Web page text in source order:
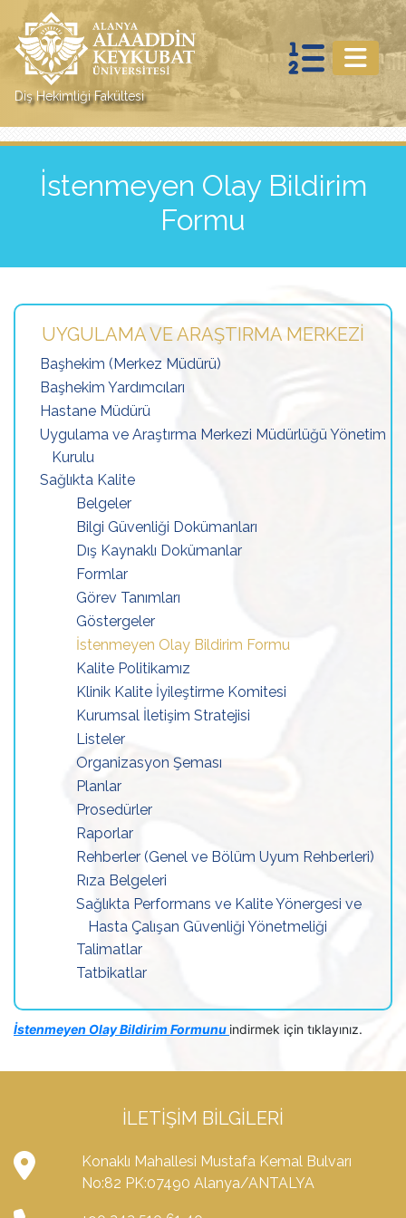
Diş Hekimliği Fakültesi
İstenmeyen Olay Bildirim
Formu
UYGULAMA VE ARAŞTIRMA MERKEZI
Başhekim (Merkez Müdürü)
Başhekim Yardımcıları
Hastane Müdürü
Uygulama ve Araştırma Merkezi Müdürlüğü Yönetim
Kurulu
Sağlıkta Kalite
Belgeler
Bilgi Güvenliği Dokümanları
Dış Kaynaklı Dokümanlar
Formlar
Görev Tanımları
Göstergeler
İstenmeyen Olay Bildirim Formu
Kalite Politikamız
Klinik Kalite İyileştirme Komitesi
Kurumsal İletişim Stratejisi
Listeler
Organizasyon Şeması
Planlar
Prosedürler
Raporlar
Rehberler (Genel ve Bölüm Uyum Rehberleri)
Rıza Belgeleri
Sağlıkta Performans ve Kalite Yönergesi ve
Hasta Çalışan Güvenliği Yönetmeliği
Talimatlar
Tatbikatlar
İstenmeyen Olay Bildirim Formunu indirmek için tıklayınız.
İLETIŞIM BILGILERI
Konaklı Mahallesi Mustafa Kemal Bulvarı
No:82 PK:07490 Alanya/ANTALYA